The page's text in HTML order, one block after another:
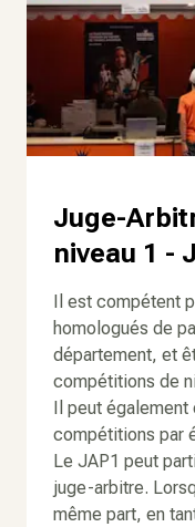
Juge-
niveau 1 -
Il est compétent
homologués de
département, et
compétitions de
Il peut
compétitions par
Le JAP1 peut
juge-arbitre.
même part, en